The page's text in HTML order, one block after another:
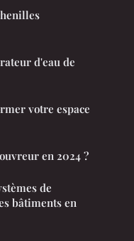
d'eau de
votre espace
en 2024 ?
de
bâtiments en